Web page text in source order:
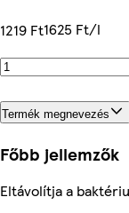
1219 Ft1625 Ft/l
Termék megnevezés
Főbb jellemzők
Eltávolítja a